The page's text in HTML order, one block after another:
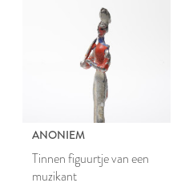
ANONIEM
Tinnen figuurtje van een
muzikant